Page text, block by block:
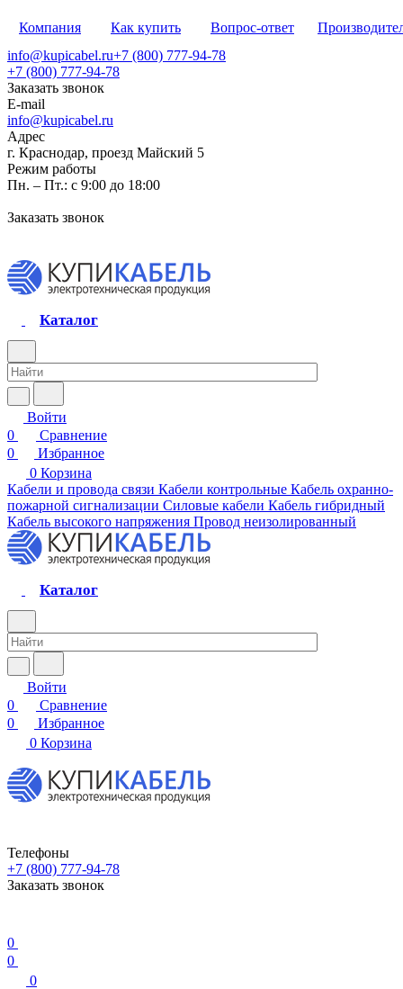
Компания Как купить Вопрос-ответ
info@kupicabel.ru+7 (800) 777-94-78
+7 (800) 777-94-78
Заказать звонок
E-mail
info@kupicabel.ru
Адрес
г. Краснодар, проезд Майский 5
Режим работы
Пн. – Пт.: с 9:00 до 18:00
Заказать звонок
Каталог
Войти
0
Сравнение
0
Избранное
0 Корзина
Кабели и провода связи Кабели контрольные Кабель охранно-
пожарной сигнализации Силовые кабели Кабель гибридный
Кабель высокого напряжения Провод неизолированный
Каталог
Войти
0
Сравнение
0
Избранное
0 Корзина
Телефоны
+7 (800) 777-94-78
Заказать звонок
0
0
0